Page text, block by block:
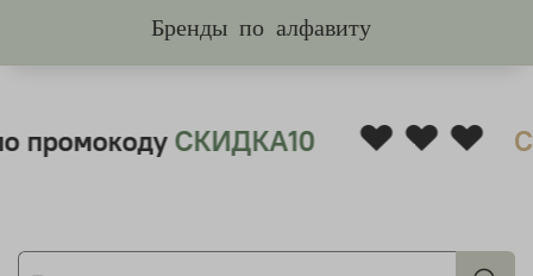
Бренды по алфавиту
промокодуСКИДКА10 ❤ ❤ ❤